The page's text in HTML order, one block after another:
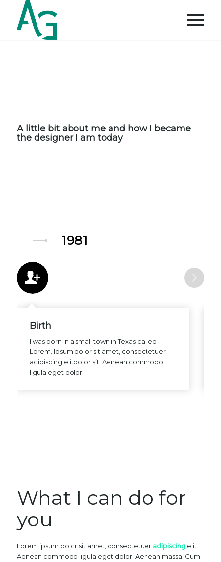
A little bit about me and how I became
the designer I am today
1981
Birth
I was born in a small town in Texas called
Lorem. Ipsum dolor sit amet, consectetuer
adipiscing elitdolor sit. Aenean commodo
ligula eget dolor.
What I can do for
you
Lorem ipsum dolor sit amet, consectetuer adipiscingelit.
Aenean commodo ligula eget dolor. Aenean massa. Cum